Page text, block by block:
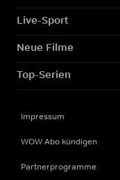
Live-Sport
Neue Filme
Top-Serien
Impressum
WOW Abo kündigen
Partnerprogramme